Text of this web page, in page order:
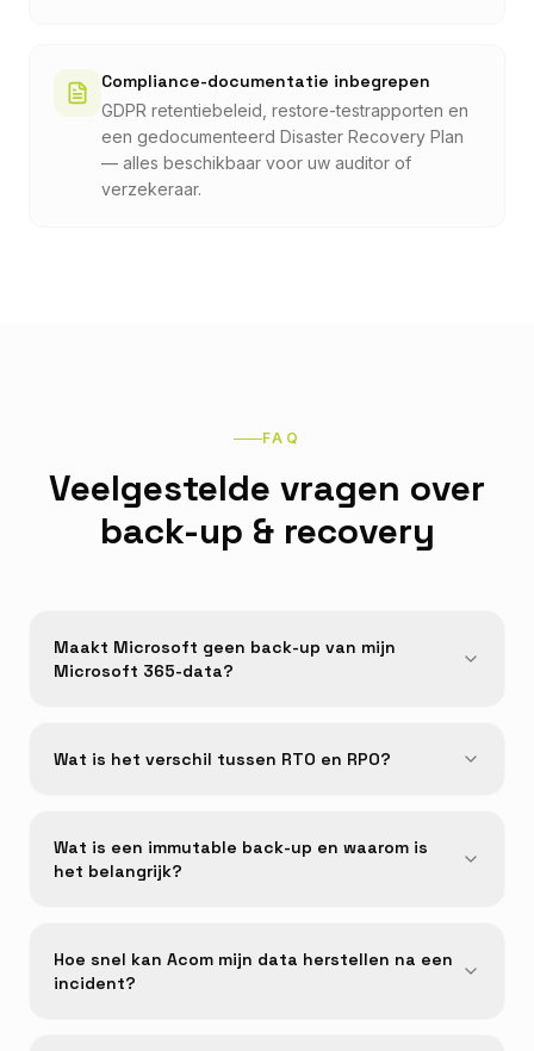
Compliance-documentatie inbegrepen
GDPR retentiebeleid, restore-testrapporten en
een gedocumenteerd Disaster Recovery Plan
— alles beschikbaar voor uw auditor of
verzekeraar.
FAQ
Veelgestelde vragen over
back-up & recovery
Maakt Microsoft geen back-up van mijn
Microsoft 365-data?
Wat is het verschil tussen RTO en RPO?
Wat is een immutable back-up en waarom is
het belangrijk?
Hoe snel kan Acom mijn data herstellen na een
incident?